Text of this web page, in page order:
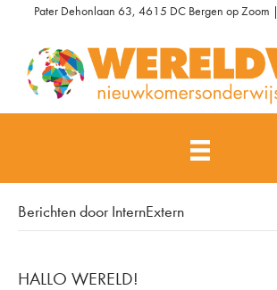
Pater Dehonlaan 63, 4615 DC Bergen op Zoom |
Berichten door InternExtern
HALLO WERELD!